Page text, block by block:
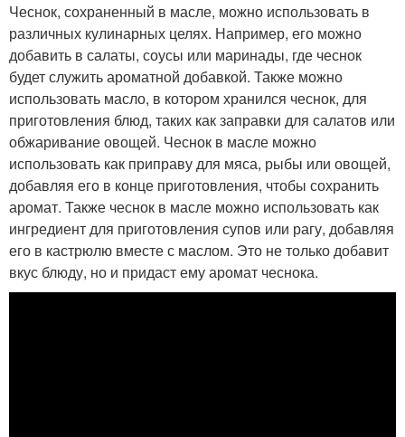
Чеснок, сохраненный в масле, можно использовать в
различных кулинарных целях. Например, его можно
добавить в салаты, соусы или маринады, где чеснок
будет служить ароматной добавкой. Также можно
использовать масло, в котором хранился чеснок, для
приготовления блюд, таких как заправки для салатов или
обжаривание овощей. Чеснок в масле можно
использовать как приправу для мяса, рыбы или овощей,
добавляя его в конце приготовления, чтобы сохранить
аромат. Также чеснок в масле можно использовать как
ингредиент для приготовления супов или рагу, добавляя
его в кастрюлю вместе с маслом. Это не только добавит
вкус блюду, но и придаст ему аромат чеснока.